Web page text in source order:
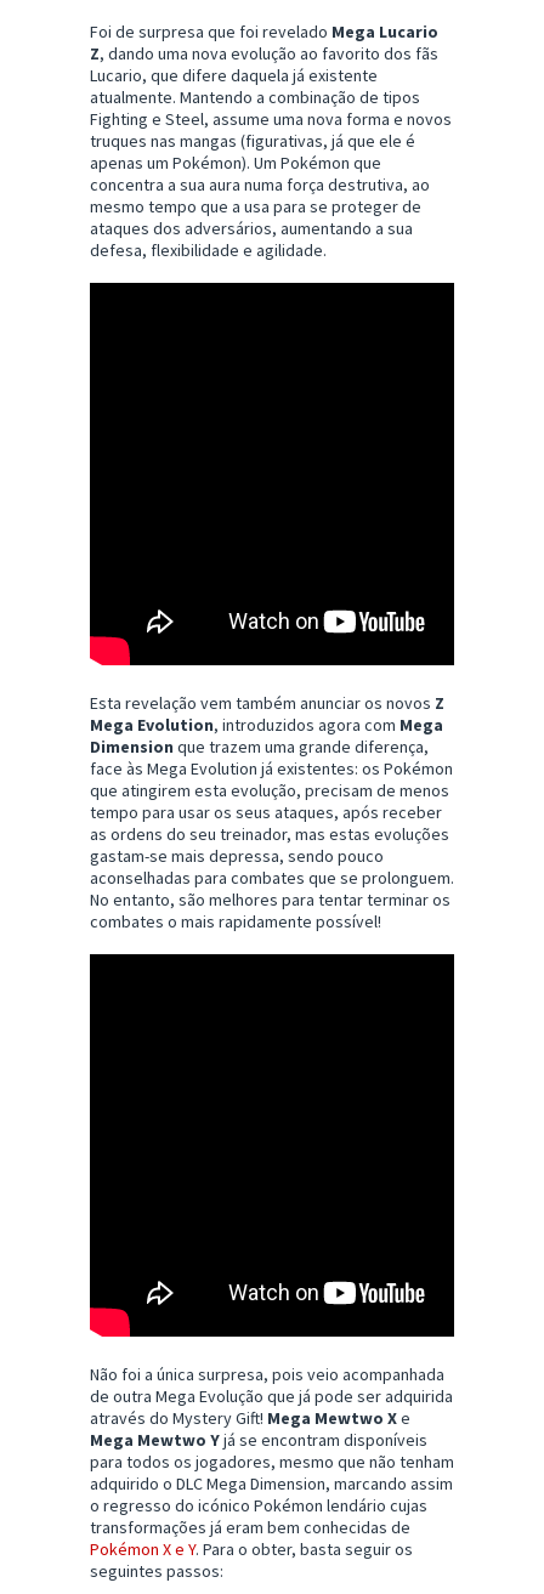
Foi de surpresa que foi revelado Mega Lucario
Z, dando uma nova evolução ao favorito dos fãs
Lucario, que difere daquela já existente
atualmente. Mantendo a combinação de tipos
Fighting e Steel, assume uma nova forma e novos
truques nas mangas (figurativas, já que ele é
apenas um Pokémon). Um Pokémon que
concentra a sua aura numa força destrutiva, ao
mesmo tempo que a usa para se proteger de
ataques dos adversários, aumentando a sua
defesa, flexibilidade e agilidade.
Esta revelação vem também anunciar os novos Z
Mega Evolution, introduzidos agora com Mega
Dimension que trazem uma grande diferença,
face às Mega Evolution já existentes: os Pokémon
que atingirem esta evolução, precisam de menos
tempo para usar os seus ataques, após receber
as ordens do seu treinador, mas estas evoluções
gastam-se mais depressa, sendo pouco
aconselhadas para combates que se prolonguem.
No entanto, são melhores para tentar terminar os
combates o mais rapidamente possível!
Não foi a única surpresa, pois veio acompanhada
de outra Mega Evolução que já pode ser adquirida
através do Mystery Gift! Mega Mewtwo Xe
Mega Mewtwo Yjá se encontram disponíveis
para todos os jogadores, mesmo que não tenham
adquirido o DLC Mega Dimension, marcando assim
o regresso do icónico Pokémon lendário cujas
transformações já eram bem conhecidas de
Pokémon X e Y. Para o obter, basta seguir os
seguintes passos: